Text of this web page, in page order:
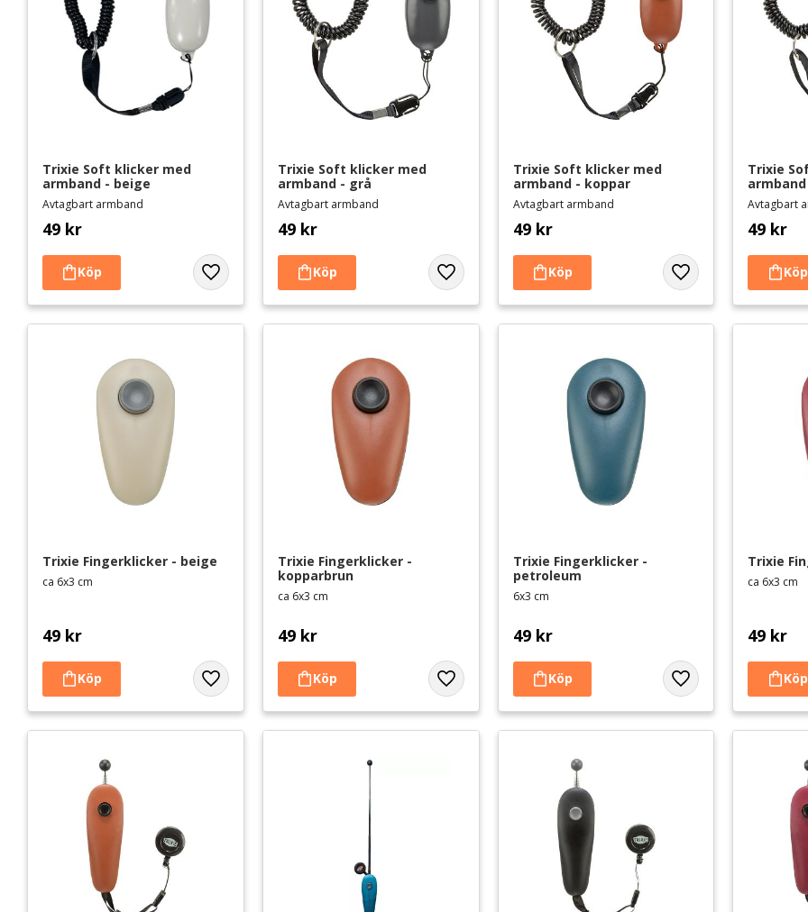
Trixie Soft klicker med
armband - beige
Avtagbart armband
49 kr
Lägg till i favoriter
Trixie Soft klicker med
armband - grå
Avtagbart armband
49kr
Lägg till i favoriter
Trixie Soft klicker med
armband - koppar
Avtagbart armband
49kr
Lägg till i favoriter
Trixie
Avtagbart
49 kr
Trixie Fingerklicker - beige
ca 6x3 cm
49 kr
Lägg till i favoriter
Trixie Fingerklicker -
kopparbrun
ca 6x3 cm
49kr
Lägg till i favoriter
Trixie Fingerklicker -
petroleum
6x3 cm
49kr
Lägg till i favoriter
Trixie
ca 6x3 cm
49 kr